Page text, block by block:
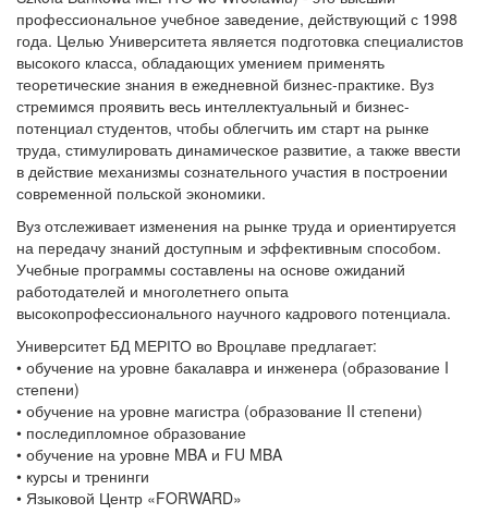
профессиональное учебное заведение, действующий с 1998
года. Целью Университета является подготовка специалистов
высокого класса, обладающих умением применять
теоретические знания в ежедневной бизнес-практике. Вуз
стремимся проявить весь интеллектуальный и бизнес-
потенциал студентов, чтобы облегчить им старт на рынке
труда, стимулировать динамическое развитие, а также ввести
в действие механизмы сознательного участия в построении
современной польской экономики.
Вуз отслеживает изменения на рынке труда и ориентируется
на передачу знаний доступным и эффективным способом.
Учебные программы составлены на основе ожиданий
работодателей и многолетнего опыта
высокопрофессионального научного кадрового потенциала.
Университет БД МЕРІТО во Вроцлаве предлагает:
• обучение на уровне бакалавра и инженера (образование I
степени)
• обучение на уровне магистра (образование II степени)
• последипломное образование
• обучение на уровне MBA и FU MBA
• курсы и тренинги
• Языковой Центр «FORWARD»